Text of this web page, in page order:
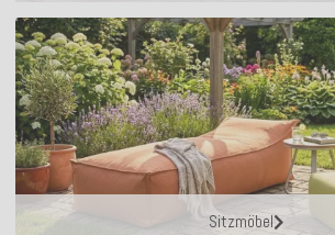
Sitzmöbel